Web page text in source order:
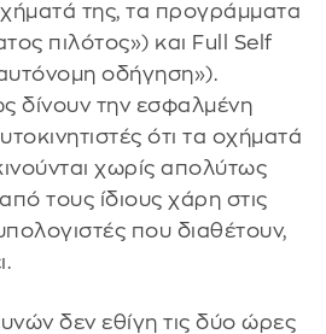
της, τα προγράμματα
πιλότος») και Full Self
οδήγηση»).
δίνουν την εσφαλμένη
ότι τα οχήματά
χωρίς απολύτως
τους ίδιους χάρη στις
που διαθέτουν,
δεν εθίγη τις δύο ώρες